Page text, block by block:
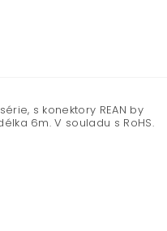
s konektory REAN by
6m. V souladu s RoHS.